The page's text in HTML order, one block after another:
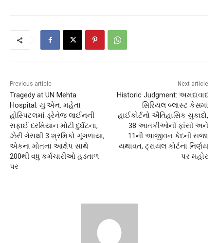
Previous article
Tragedy at UN Mehta
Hospital: યુ.એન. મહેતા
હોસ્પિટલમાં ડ્રેનેજ લાઈનની
સફાઈ દરમિયાન મોટી દુર્ઘટના,
ઝેરી ગેસથી 3 શ્રમિકો ગૂંગળાયા,
એકના મોતના આક્ષેપ સાથે
200થી વધુ કર્મચારીઓ હડતાળ
પર
Next article
Historic Judgment: અમદાવાદ
સિરિયલ બ્લાસ્ટ કેસમાં
હાઈકોર્ટનો ઐતિહાસિક ચુકાદો,
38 આતંકીઓની ફાંસી અને
11ની આજીવન કેદની સજા
યથાવત, ટ્રાયલ કોર્ટના નિર્ણય
પર મહોર